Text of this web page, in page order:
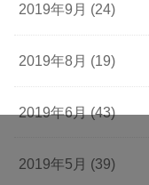
2019年9月 (24)
2019年8月 (19)
2019年6月 (43)
2019年5月 (39)